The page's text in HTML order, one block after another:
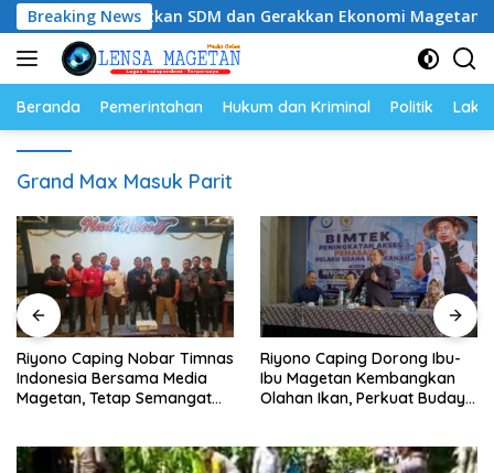
Langsung
ke
konten
Breaking News
Tingkatkan SDM dan Gerakkan Ekonomi Magetan
Beranda Pemerintahan Hukum dan Kriminal Politik
Grand Max Masuk Parit
Riyono Caping Nobar Timnas
Indonesia Bersama Media
Magetan, Tetap Semangat
Riyono Caping Dorong Ibu-
Ibu Magetan Kembangkan
Olahan Ikan, Perkuat Budaya